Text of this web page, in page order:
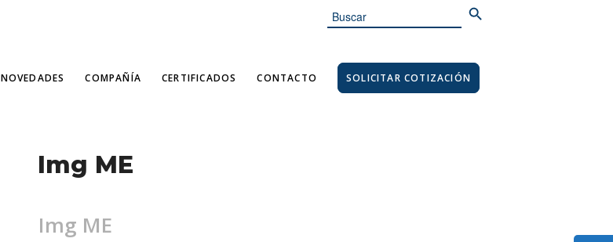
for:
NOVEDADES COMPAÑÍA CERTIFICADOS CONTACTO SOLICITAR COTIZACIÓN
Img ME
Img ME